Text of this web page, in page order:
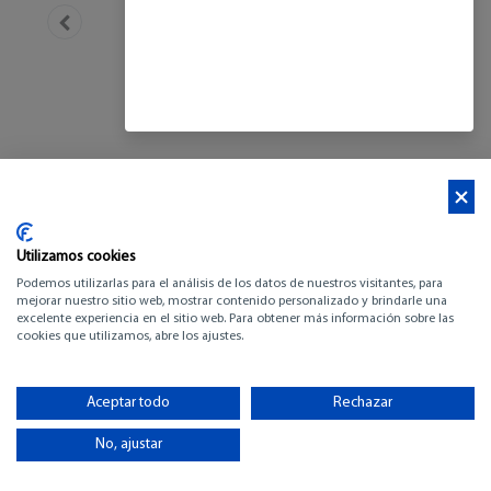
AMEL 64
-
Utilizamos cookies
Podemos utilizarlas para el análisis de los datos de nuestros visitantes, para
mejorar nuestro sitio web, mostrar contenido personalizado y brindarle una
excelente experiencia en el sitio web. Para obtener más información sobre las
cookies que utilizamos, abre los ajustes.
Aceptar todo Rechazar
No, ajustar